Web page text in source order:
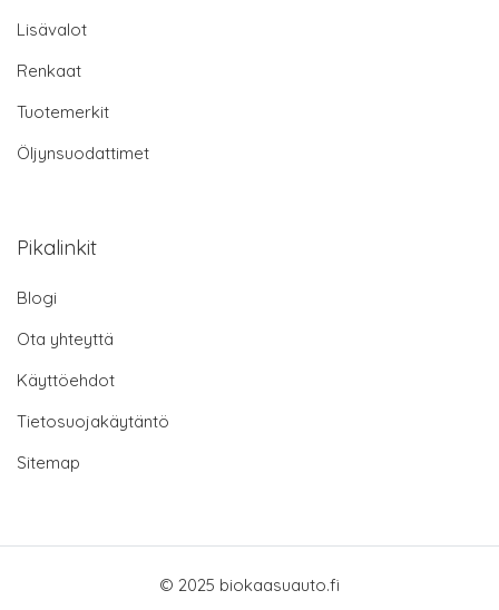
Lisävalot
Renkaat
Tuotemerkit
Öljynsuodattimet
Pikalinkit
Blogi
Ota yhteyttä
Käyttöehdot
Tietosuojakäytäntö
Sitemap
© 2025 biokaasuauto.fi